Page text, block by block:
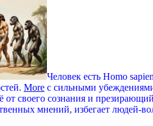
Человек есть Homo
More с сильными
своего сознания и
мнений, избегает людей-